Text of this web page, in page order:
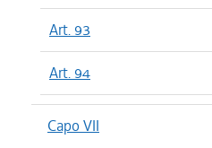
Art. 93
Art. 94
Capo VII